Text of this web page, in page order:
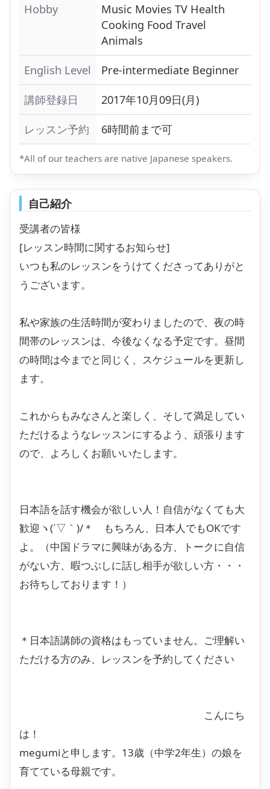
Hobby Music Movies TV Health
Cooking Food Travel
Animals
English Level
Pre-intermediate Beginner
講師登録日
2017年10月09日(月)
レッスン予約
6時間前まで可
*All of our teachers are native Japanese speakers.
自己紹介
受講者の皆様
[レッスン時間に関するお知らせ]
いつも私のレッスンをうけてくださってありがと
うございます。
私や家族の生活時間が変わりましたので、夜の時
間帯のレッスンは、今後なくなる予定です。昼間
の時間は今までと同じく、スケジュールを更新し
ます。
これからもみなさんと楽しく、そして満足してい
ただけるようなレッスンにするよう、頑張ります
ので、よろしくお願いいたします。
日本語を話す機会が欲しい人！自信がなくても大
歓迎ヽ(´▽｀)/＊ もちろん、日本人でもOKです
よ。（中国ドラマに興味がある方、トークに自信
がない方、暇つぶしに話し相手が欲しい方・・・
お待ちしております！）
＊日本語講師の資格はもっていません。ご理解い
ただける方のみ、レッスンを予約してください
こんにち
は！
megumiと申します。13歳（中学2年生）の娘を
育てている母親です。